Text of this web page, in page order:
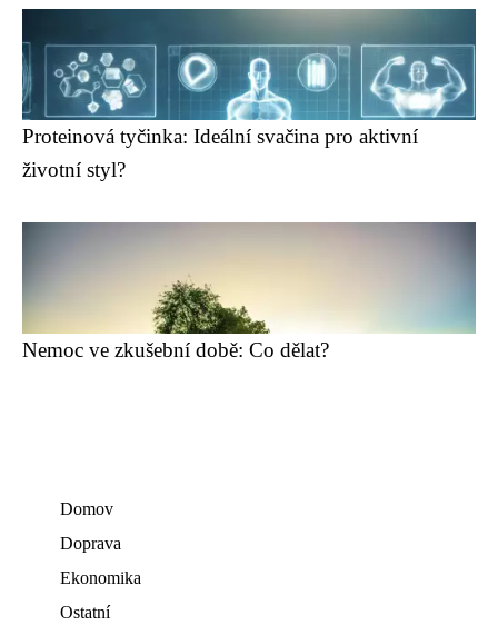
Proteinová tyčinka: Ideální svačina pro aktivní
životní styl?
Nemoc ve zkušební době: Co dělat?
Domov
Doprava
Ekonomika
Ostatní